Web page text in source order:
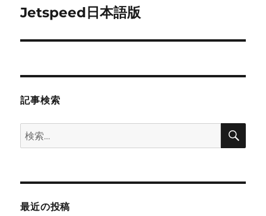
ゲ
ー
次
投
Jetspeed日本語版
記事検索
検
索:
検
最近の投稿